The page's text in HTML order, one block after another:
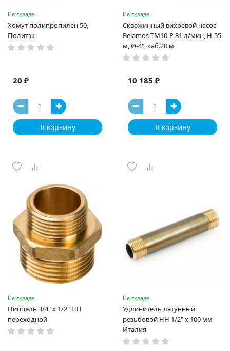
На складе
Хомут полипропилен 50,
Политэк
20 ₽
В корзину
На складе
Скважинный вихревой насос
Belamos ТМ10-P 31 л/мин, Н-55
м, Ø-4", каб.20 м
10 185 ₽
В корзину
На складе
Ниппель 3/4" x 1/2" НН
переходной
На складе
Удлинитель латунный
резьбовой НН 1/2" x 100 мм
Италия